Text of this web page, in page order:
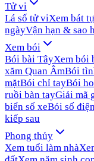
Tử vi
Lá số tử viXem bát
ngàyVận hạn & sao
Xem bói
Bói bài TâyXem bói
xăm Quan ÂmBói
mặtBói chỉ tayBói
ruồi bàn tayGiải mã
biển số xeBói số
kiếp sau
Phong thủy
Xem tuổi làm nhà